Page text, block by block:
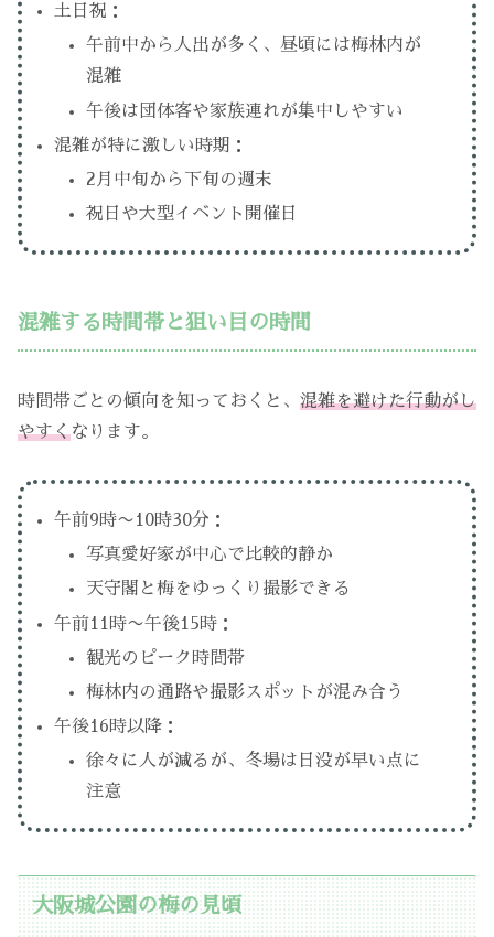
土日祝：
午前中から人出が多く、昼頃には梅林内が
混雑
午後は団体客や家族連れが集中しやすい
混雑が特に激しい時期：
2月中旬から下旬の週末
祝日や大型イベント開催日
混雑する時間帯と狙い目の時間
時間帯ごとの傾向を知っておくと、 混雑を避けた行動がし
やすくなります。
午前9時〜10時30分：
写真愛好家が中心で比較的静か
天守閣と梅をゆっくり撮影できる
午前11時〜午後15時：
観光のピーク時間帯
梅林内の通路や撮影スポットが混み合う
午後16時以降：
徐々に人が減るが、冬場は日没が早い点に
注意
大阪城公園の梅の見頃